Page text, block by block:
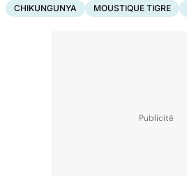
CHIKUNGUNYA MOUSTIQUE TIGRE